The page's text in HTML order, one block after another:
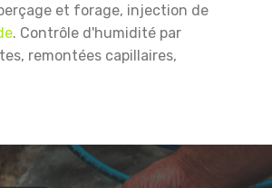
et forage, injection de
. Contrôle d'humidité par
remontées capillaires,